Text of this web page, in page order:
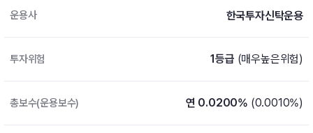
운용사 한국투자신탁운용
투자위험 1등급 (매우높은위험)
총보수(운용보수) 연 0.0200% (0.0010%)
연금 펀드 검색
투자 라이브러리
ETF 처음투자
내맘대로 만들기
DIY 포트 관리
고객라운지
이벤트
공지사항